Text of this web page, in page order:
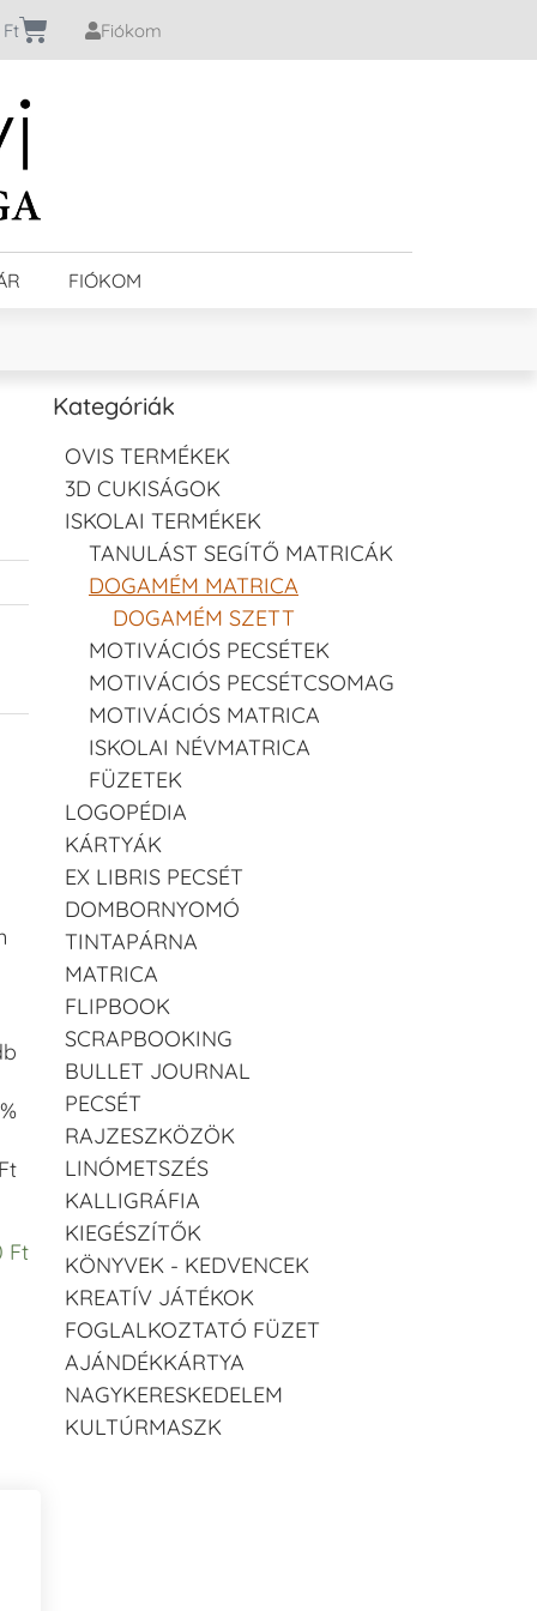
Ft Fiókom
FIÓKOM
Ft
Kategóriák
OVIS TERMÉKEK
3D CUKISÁGOK
ISKOLAI TERMÉKEK
TANULÁST SEGÍTŐ MATRICÁK
DOGAMÉM MATRICA
DOGAMÉM SZETT
MOTIVÁCIÓS PECSÉTEK
MOTIVÁCIÓS PECSÉTCSOMAG
MOTIVÁCIÓS MATRICA
ISKOLAI NÉVMATRICA
FÜZETEK
LOGOPÉDIA
KÁRTYÁK
EX LIBRIS PECSÉT
DOMBORNYOMÓ
TINTAPÁRNA
MATRICA
FLIPBOOK
SCRAPBOOKING
BULLET JOURNAL
PECSÉT
RAJZESZKÖZÖK
LINÓMETSZÉS
KALLIGRÁFIA
KIEGÉSZÍTŐK
KÖNYVEK - KEDVENCEK
KREATÍV JÁTÉKOK
FOGLALKOZTATÓ FÜZET
AJÁNDÉKKÁRTYA
NAGYKERESKEDELEM
KULTÚRMASZK